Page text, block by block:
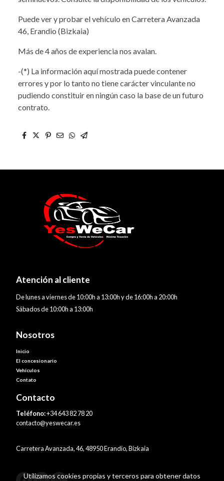
Puede ver y probar el vehículo en Carretera Avanzada
46, Erandio (Bizkaia)
Más de 4 años de experiencia nos avalan.
-(*) La información aquí mostrada puede contener
errores y por lo tanto no tiene carácter vinculante no
pudiendo constituir en ningún caso la base de un futuro
contrato.
Atención al cliente
De lunes a viernes de 10:00h a 13:00h y de 16:00h a 20:00h
Sábados de 10:00h a 13:00h
Nosotros
Inicio
El concesionario
Vehículos
Contato
Contacto
Teléfono:+34 643 82 78 20
contacto@yeswecar.es
Carretera Avanzada, 46, 48950 Erandio, Bizkaia
Utilizamos cookies propias y terceros para obtener datos